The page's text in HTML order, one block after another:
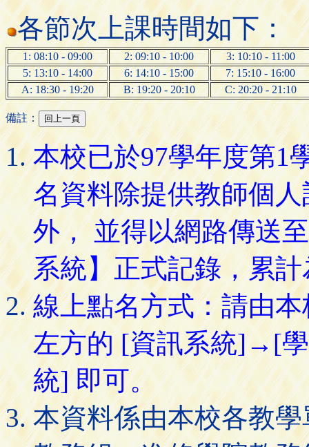
各節次上課時間如下：
1: 08:10 - 09:00 2: 09:10 - 10:00
3: 10:10 - 11:00
5: 13:10 - 14:00
6: 14:10 - 15:00
7: 15:10 - 16:00
A: 18:30 - 19:20
B: 19:20 - 20:10 C: 20:20 - 21:10
備註：
本校已於97學年度第1
名資料除提供教師個
外， 並得以網路傳送
系統】正式記錄，累
線上點名方式：請由
左方的 [資訊系統]→[
統] 即可。
本資料係由本校各教